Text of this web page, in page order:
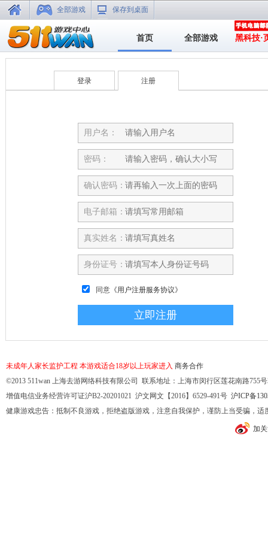
全部游戏 保存到桌面
首页 全部游戏 黑科技·
登录 注册
用户名：
密码：
确认密码：
电子邮箱：
真实姓名：
身份证号：
同意 《用户注册服务协议》
未成年人家长监护工程 本游戏适合18岁以上玩家进入 商务合作
©2013 511wan 上海去游网络科技有限公司 联系地址：上海市闵行区莲花南路755
增值电信业务经营许可证沪B2-20201021 沪文网文【2016】6529-491号 沪ICP备
健康游戏忠告：抵制不良游戏，拒绝盗版游戏，注意自我保护，谨防上当受骗，
加